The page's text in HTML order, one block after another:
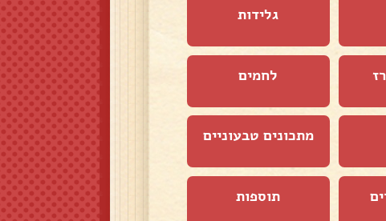
גלידות
לחמים
מתכונים טבעוניים
תוספות